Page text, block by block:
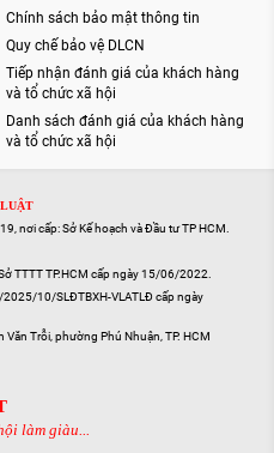
Chính sách bảo mật thông tin
Quy chế bảo vệ DLCN
Tiếp nhận đánh giá của khách hàng
và tổ chức xã hội
Danh sách đánh giá của khách hàng
và tổ chức xã hội
nơi cấp: Sở Kế hoạch và Đầu tư TP HCM.
TTTT TP.HCM cấp ngày 15/06/2022.
10/SLĐTBXH-VLATLĐ cấp ngày
Trỗi, phường Phú Nhuận, TP. HCM
làm giàu...